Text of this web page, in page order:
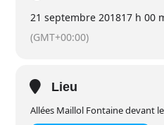
L’équipe organisatrice
perpignan@heartfulness.fr
21 septembre 201817 h 00
(GMT+00:00)
Lieu
Allées Maillol Fontaine devant